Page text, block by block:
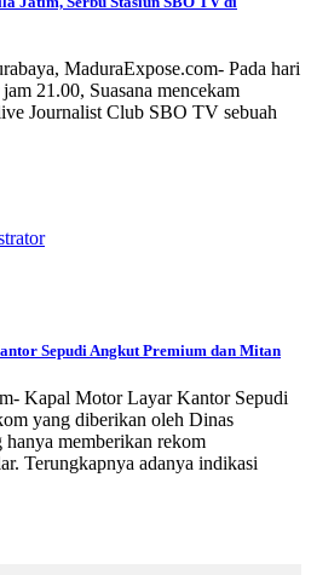
Jatim, Serbu Stasiun SBO TV di
MaduraExpose.com- Pada hari
21.00, Suasana mencekam
Journalist Club SBO TV sebuah
Kapal Motor Layar Kantor Sepudi
yang diberikan oleh Dinas
memberikan rekom
Terungkapnya adanya indikasi